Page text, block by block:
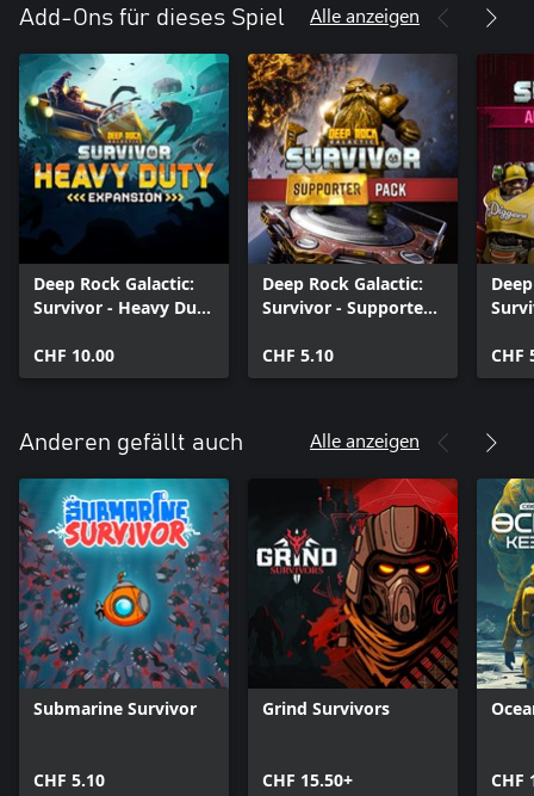
Add-Ons für dieses Spiel Alle anzeigen
Deep Rock Galactic:
Survivor - Heavy Duty
CHF 10.00
Deep Rock Galactic:
Survivor - Supporter
CHF 5.10
CHF
Anderen gefällt auch Alle anzeigen
Submarine Survivor
CHF 5.10
Grind Survivors
CHF 15.50+ CHF